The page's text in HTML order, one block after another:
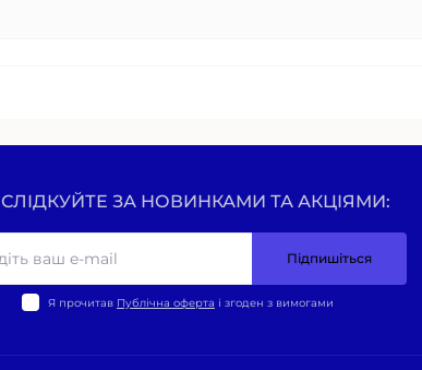
СЛІДКУЙТЕ ЗА НОВИНКАМИ ТА АКЦІЯМИ:
Підпишіться
Я прочитав Публічна оферта і згоден з вимогами